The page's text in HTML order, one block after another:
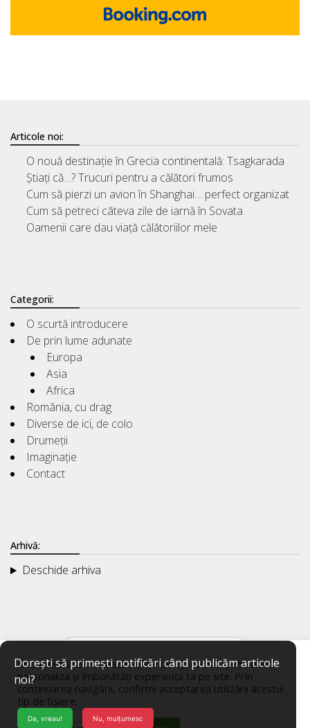
Articole noi:
O nouă destinație în Grecia continentală: Tsagkarada
Știați că…? Trucuri pentru a călători frumos
Cum să pierzi un avion în Shanghai… perfect organizat
Cum să petreci câteva zile de iarnă în Sovata
Oamenii care dau viață călătoriilor mele
Categorii:
O scurtă introducere
De prin lume adunate
Europa
Asia
Africa
România, cu drag
Diverse de ici, de colo
Drumeții
Imaginație
Contact
Arhivă:
Deschide arhiva
Dorești să primești notificări când publicăm articole
noi?
Da, vreau! Nu, mulțumesc
Acest website utilizează fișiere de tip cookie, pentru a
personaliza și îmbunătăți experiența ta pe site. Prin
continuarea navigării, confirmi acceptarea utilizării acestui
tip de fișiere.